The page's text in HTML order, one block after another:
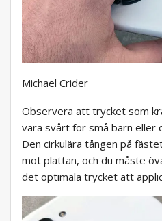
Michael Crider
Observera att trycket som
vara svårt för små barn eller
Den cirkulära tången på
mot plattan, och du måste
det optimala trycket att